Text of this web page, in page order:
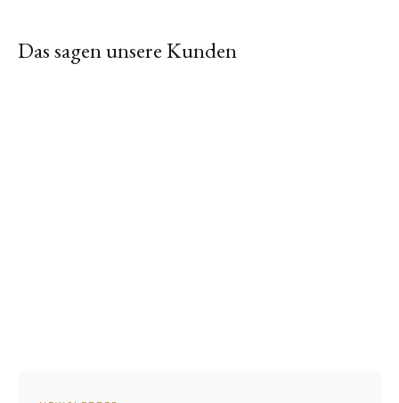
Das sagen unsere Kunden